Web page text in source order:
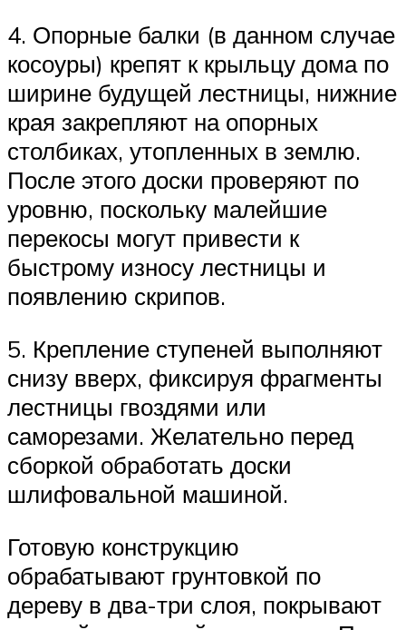
4. Опорные балки (в данном случае
косоуры) крепят к крыльцу дома по
ширине будущей лестницы, нижние
края закрепляют на опорных
столбиках, утопленных в землю.
После этого доски проверяют по
уровню, поскольку малейшие
перекосы могут привести к
быстрому износу лестницы и
появлению скрипов.
5. Крепление ступеней выполняют
снизу вверх, фиксируя фрагменты
лестницы гвоздями или
саморезами. Желательно перед
сборкой обработать доски
шлифовальной машиной.
Готовую конструкцию
обрабатывают грунтовкой по
дереву в два-три слоя, покрывают